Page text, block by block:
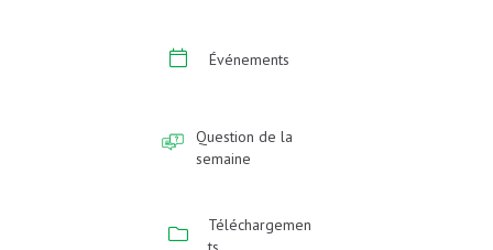
Événements
Question de la
semaine
Téléchargemen